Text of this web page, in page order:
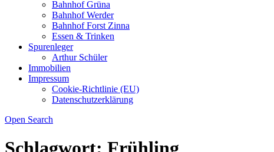
Bahnhof Grüna
Bahnhof Werder
Bahnhof Forst Zinna
Essen & Trinken
Spurenleger
Arthur Schüler
Immobilien
Impressum
Cookie-Richtlinie (EU)
Datenschutzerklärung
Open Search